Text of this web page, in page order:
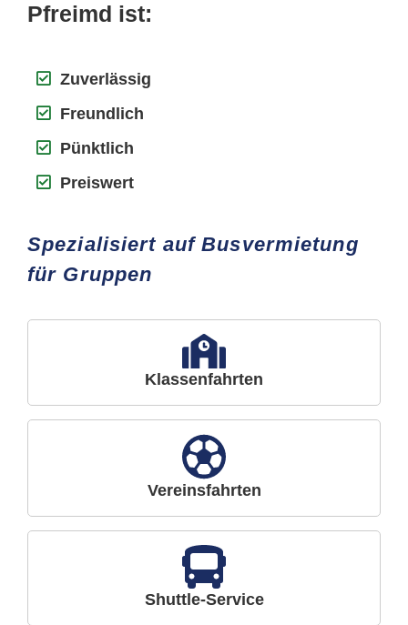
Pfreimd ist:
Zuverlässig
Freundlich
Pünktlich
Preiswert
Spezialisiert auf Busvermietung
für Gruppen
Klassenfahrten
Vereinsfahrten
Shuttle-Service